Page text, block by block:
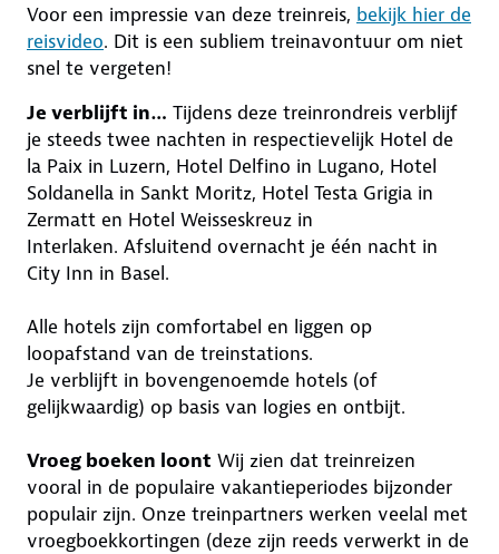
Voor een impressie van deze treinreis, bekijk hier de
reisvideo. Dit is een subliem treinavontuur om niet
snel te vergeten!
Je verblijft in… Tijdens deze treinrondreis verblijf
je steeds twee nachten in respectievelijk Hotel de
la Paix in Luzern, Hotel Delfino in Lugano, Hotel
Soldanella in Sankt Moritz, Hotel Testa Grigia in
Zermatt en Hotel Weisseskreuz in
Interlaken. Afsluitend overnacht je één nacht in
City Inn in Basel.
Alle hotels zijn comfortabel en liggen op
loopafstand van de treinstations.
Je verblijft in bovengenoemde hotels (of
gelijkwaardig) op basis van logies en ontbijt.
Vroeg boeken loont Wij zien dat treinreizen
vooral in de populaire vakantieperiodes bijzonder
populair zijn. Onze treinpartners werken veelal met
vroegboekkortingen (deze zijn reeds verwerkt in de